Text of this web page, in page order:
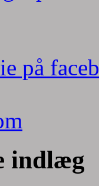
på
indlæg